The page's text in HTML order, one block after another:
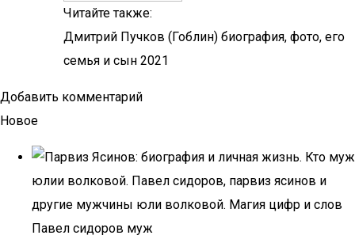
Читайте также:
Дмитрий Пучков (Гоблин) биография, фото, его
семья и сын 2021
Добавить комментарий
Новое